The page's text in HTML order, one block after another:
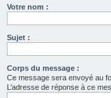
Votre nom :
Sujet :
Corps du message :
Ce message sera envoyé au
L’adresse de réponse à ce